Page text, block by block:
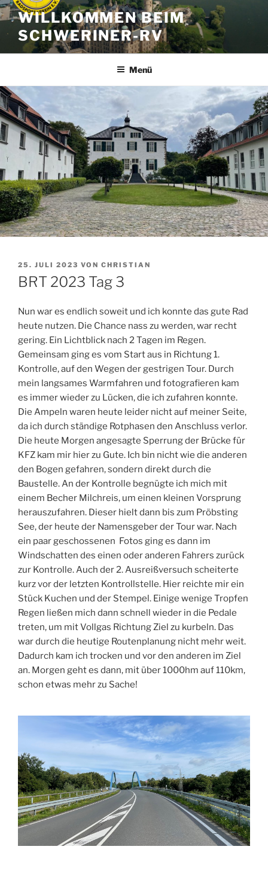
Zum
Inhalt
springen
WILLKOMMEN BEIM
SCHWERINER-RV
Menü
VERÖFFENTLICHT
AM
25. JULI 2023 VON CHRISTIAN
BRT 2023 Tag 3
Nun war es endlich soweit und ich konnte das gute Rad
heute nutzen. Die Chance nass zu werden, war recht
gering. Ein Lichtblick nach 2 Tagen im Regen.
Gemeinsam ging es vom Start aus in Richtung 1.
Kontrolle, auf den Wegen der gestrigen Tour. Durch
mein langsames Warmfahren und fotografieren kam
es immer wieder zu Lücken, die ich zufahren konnte.
Die Ampeln waren heute leider nicht auf meiner Seite,
da ich durch ständige Rotphasen den Anschluss verlor.
Die heute Morgen angesagte Sperrung der Brücke für
KFZ kam mir hier zu Gute. Ich bin nicht wie die anderen
den Bogen gefahren, sondern direkt durch die
Baustelle. An der Kontrolle begnügte ich mich mit
einem Becher Milchreis, um einen kleinen Vorsprung
herauszufahren. Dieser hielt dann bis zum Pröbsting
See, der heute der Namensgeber der Tour war. Nach
ein paar geschossenen Fotos ging es dann im
Windschatten des einen oder anderen Fahrers zurück
zur Kontrolle. Auch der 2. Ausreißversuch scheiterte
kurz vor der letzten Kontrollstelle. Hier reichte mir ein
Stück Kuchen und der Stempel. Einige wenige Tropfen
Regen ließen mich dann schnell wieder in die Pedale
treten, um mit Vollgas Richtung Ziel zu kurbeln. Das
war durch die heutige Routenplanung nicht mehr weit.
Dadurch kam ich trocken und vor den anderen im Ziel
an. Morgen geht es dann, mit über 1000hm auf 110km,
schon etwas mehr zu Sache!